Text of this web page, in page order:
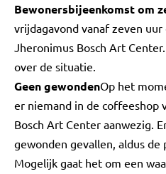
Bewonersbijeenkomst om
vrijdagavond vanaf zeven
Jheronimus Bosch Art
over de situatie.
Geen gewondenOp het
er niemand in de coffeeshop
Bosch Art Center aanwezig.
gewonden gevallen, aldus de
Mogelijk gaat het om een